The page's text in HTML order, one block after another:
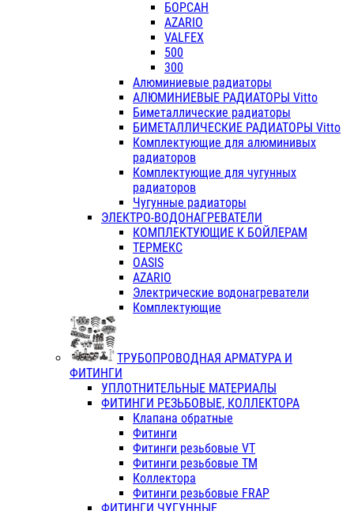
БОРСАН
AZARIO
VALFEX
500
300
Алюминиевые радиаторы
АЛЮМИНИЕВЫЕ РАДИАТОРЫ Vitto
Биметаллические радиаторы
БИМЕТАЛЛИЧЕСКИЕ РАДИАТОРЫ Vitto
Комплектующие для алюминивых
радиаторов
Комплектующие для чугунных
радиаторов
Чугунные радиаторы
ЭЛЕКТРО-ВОДОНАГРЕВАТЕЛИ
КОМПЛЕКТУЮЩИЕ К БОЙЛЕРАМ
ТЕРМЕКС
OASIS
AZARIO
Электрические водонагреватели
Комплектующие
ТРУБОПРОВОДНАЯ АРМАТУРА И
ФИТИНГИ
УПЛОТНИТЕЛЬНЫЕ МАТЕРИАЛЫ
ФИТИНГИ РЕЗЬБОВЫЕ, КОЛЛЕКТОРА
Клапана обратные
Фитинги
Фитинги резьбовые VT
Фитинги резьбовые ТМ
Коллектора
Фитинги резьбовые FRAP